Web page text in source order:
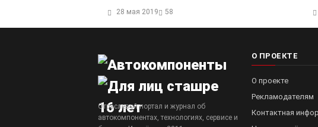
28 мая 2019 58
Отраслевой портал и журнал об
автокомпонентах, технологиях, сервисе и
О ПРОЕКТЕ
О проекте
Рекламодателям
Контактная